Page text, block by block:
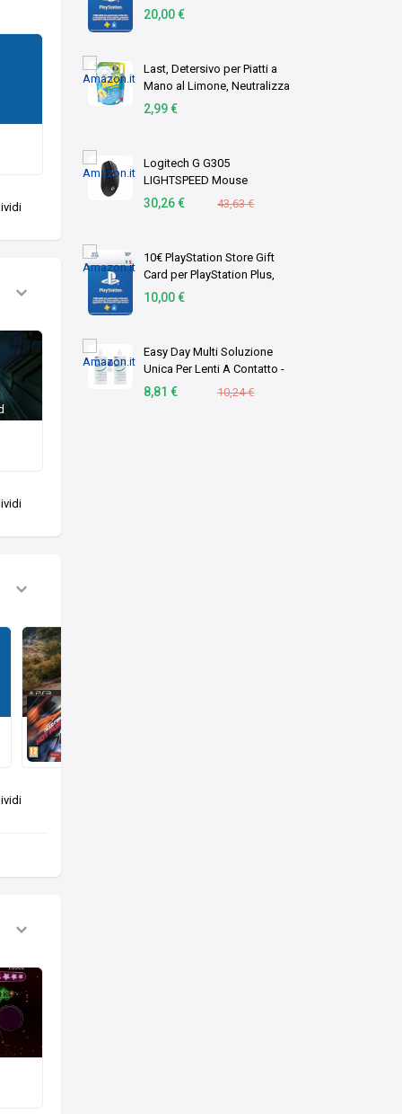
Portafoglio PSN | Account
20,00 €
Last, Detersivo per Piatti a
Mano al Limone, Neutralizza
gli Odori, Azione
2,99 €
Logitech G G305
LIGHTSPEED Mouse
Gaming Wireless
30,26 € 43,63 €
10€ PlayStation Store Gift
Card per PlayStation Plus,
Account italiano [Codice per
10,00 €
Easy Day Multi Soluzione
Unica Per Lenti A Contatto -
Duopack 2 X 360 ml
8,81 € 10,24 €